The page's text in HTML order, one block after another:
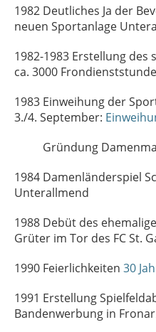
1982 Deutliches Ja der
neuen Sportanlage
1982-1983 Erstellung
ca. 3000
1983 Einweihung der
3./4. September:
Gründung
1984 Damenländerspiel
Unterallmend
1988 Debüt des
Grüter im Tor des FC St.
1990 Feierlichkeiten 30
1991 Erstellung
Bandenwerbung in